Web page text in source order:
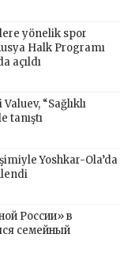
yönelik spor
Halk Programı
açıldı
“Sağlıklı
tanıştı
Yoshkar-Ola’da
России» в
семейный